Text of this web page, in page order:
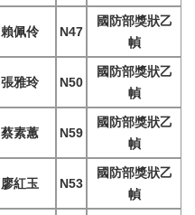
賴佩伶 N47
國防部獎狀乙
幀
張雅玲 N50
國防部獎狀乙
幀
蔡素蕙 N59
國防部獎狀乙
幀
廖紅玉 N53
國防部獎狀乙
幀